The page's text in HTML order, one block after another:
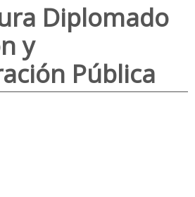
Diplomado
y
Pública